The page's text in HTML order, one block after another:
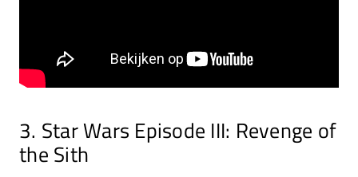
3. Star Wars Episode III: Revenge of
the Sith